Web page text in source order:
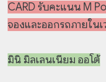
CARD รับคะแนน M
จองและออกรถภายใน
มินิ มิลเลนเนียม ออโต้